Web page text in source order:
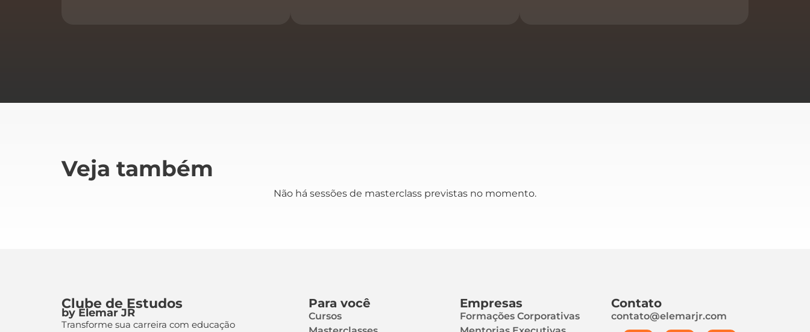
Veja também
Não há sessões de masterclass previstas no momento.
Clube de Estudos
by Elemar JR
Transforme sua carreira com educação
Para você
Cursos
Empresas
Formações Corporativas
Contato
contato@elemarjr.com